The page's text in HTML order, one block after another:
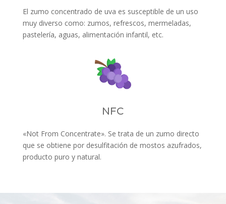
El zumo concentrado de uva es susceptible de un uso
muy diverso como: zumos, refrescos, mermeladas,
pastelería, aguas, alimentación infantil, etc.
NFC
«Not From Concentrate». Se trata de un zumo directo
que se obtiene por desulfitación de mostos azufrados,
producto puro y natural.